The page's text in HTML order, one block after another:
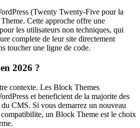
(Twenty Twenty-Five pour la
Cette approche offre une
les utilisateurs non techniques, qui
complete de leur site directement
toucher une ligne de code.
2026 ?
contexte. Les Block Themes
et beneficient de la majorite des
CMS. Si vous demarrez un nouveau
compatibilite, un Block Theme est le choix